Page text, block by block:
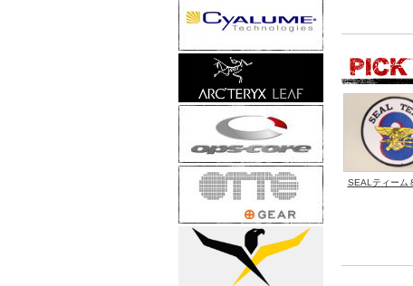
SEALティーム